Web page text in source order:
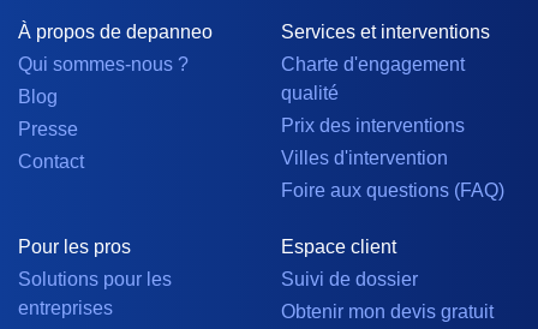
À propos de depanneo
Qui sommes-nous ?
Blog
Presse
Contact
Services et interventions
Charte d'engagement
qualité
Prix des interventions
Villes d'intervention
Foire aux questions (FAQ)
Pour les pros
Solutions pour les
entreprises
Espace client
Suivi de dossier
Obtenir mon devis gratuit